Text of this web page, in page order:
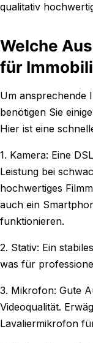
qualitativ
Welche
für
Um ansprechende
benötigen Sie
Hier ist eine
1. Kamera: Eine
Leistung bei
hochwertiges
auch ein
funktionieren.
2. Stativ: Ein
was für
3. Mikrofon: Gute
Videoqualität.
Lavaliermikrofon